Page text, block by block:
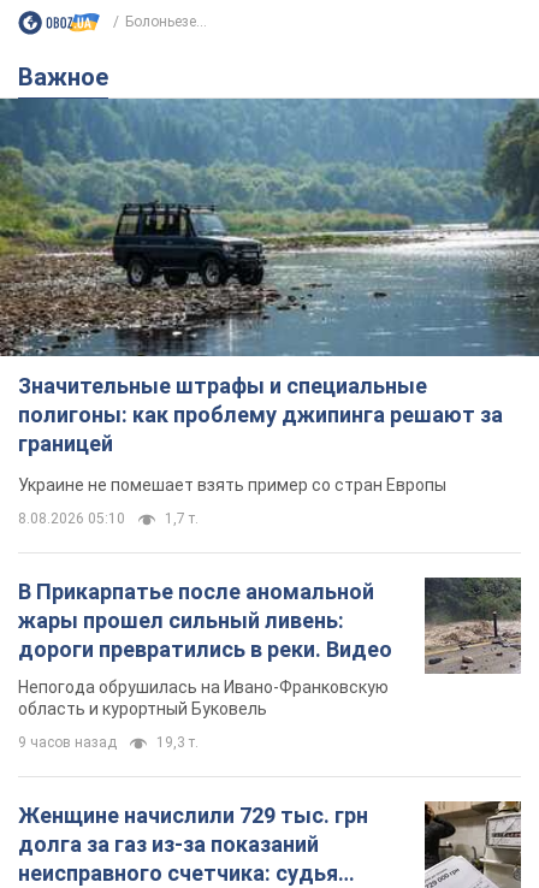
Болоньезе...
Важное
Значительные штрафы и специальные
полигоны: как проблему джипинга решают за
границей
Украине не помешает взять пример со стран Европы
8.08.2026 05:10 1,7 т.
В Прикарпатье после аномальной
жары прошел сильный ливень:
дороги превратились в реки. Видео
Непогода обрушилась на Ивано-Франковскую
область и курортный Буковель
9 часов назад 19,3 т.
Женщине начислили 729 тыс. грн
долга за газ из-за показаний
неисправного счетчика: судья